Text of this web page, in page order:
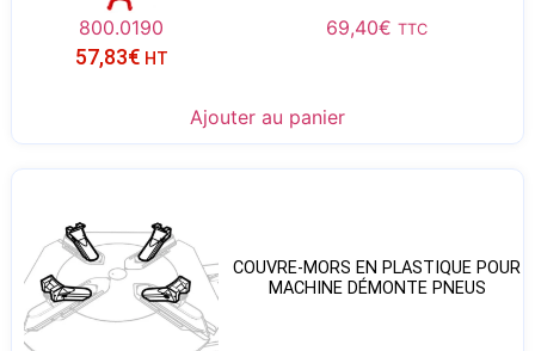
800.0190 69,40€ TTC
57,83€ HT
Ajouter au panier
COUVRE-MORS EN PLASTIQUE POUR
MACHINE DÉMONTE PNEUS